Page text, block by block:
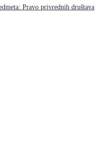
Pravo privrednih društava